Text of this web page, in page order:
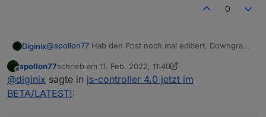
0
Diginix@apollon77 Hab den Post noch mal editiert. Downgrade
iobroker@iobroker:/opt/iobroker/log$ iob list
Uncaught Rejection: Error: Connection is
at close (/opt/iobroker/node_modules/
Es sind immer fast alle Instanzen grün, vllt noch 4-5
nicht gestartet und dann werden wieder alle rot.
Offline
apollon77schrieb am 11. Feb. 2022, 11:40
zuletzt editiert von apollon772. Nov. 2022, 12:41
@diginix sagte in js-controller 4.0 jetzt im
BETA/LATEST!: